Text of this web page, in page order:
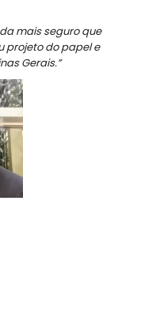
mais seguro que
projeto do papel e
Gerais.”